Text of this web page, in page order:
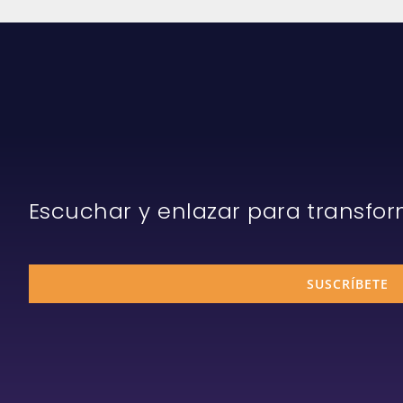
Escuchar y enlazar para
SUSCRÍBETE